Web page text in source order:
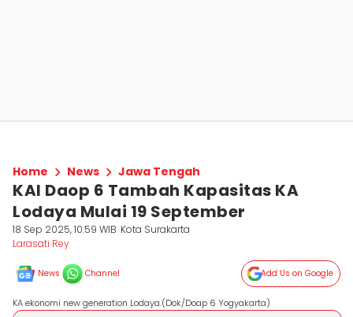
Home News Jawa Tengah
KAI Daop 6 Tambah Kapasitas KA
Lodaya Mulai 19 September
18 Sep 2025, 10:59 WIB Kota Surakarta
Larasati Rey
News Channel Add Us on Google
KA ekonomi new generation Lodaya.(Dok/Doap 6 Yogyakarta)